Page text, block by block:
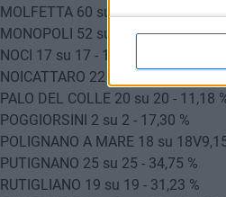
MOLFETTA 60 su 60 - 10,26 %
MONOPOLI 52 su 52 - 8,69 %
NOCI 17 su 17 - 12,21 %
NOICATTARO 22 su 22 - 9,99 %
PALO DEL COLLE 20 su 20 - 11,18
POGGIORSINI 2 su 2 - 17,30 %
POLIGNANO A MARE 18 su
PUTIGNANO 25 su 25 - 34,75 %
RUTIGLIANO 19 su 19 - 31,23 %